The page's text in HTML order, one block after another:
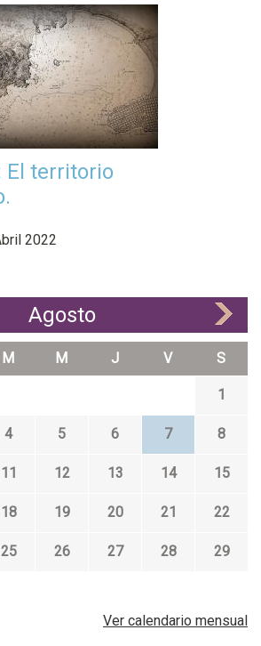
El territorio
2022
Agosto
M M J V S
1
4 5 6 7 8
11 12 13 14 15
18 19 20 21 22
25 26 27 28 29
Ver calendario mensual